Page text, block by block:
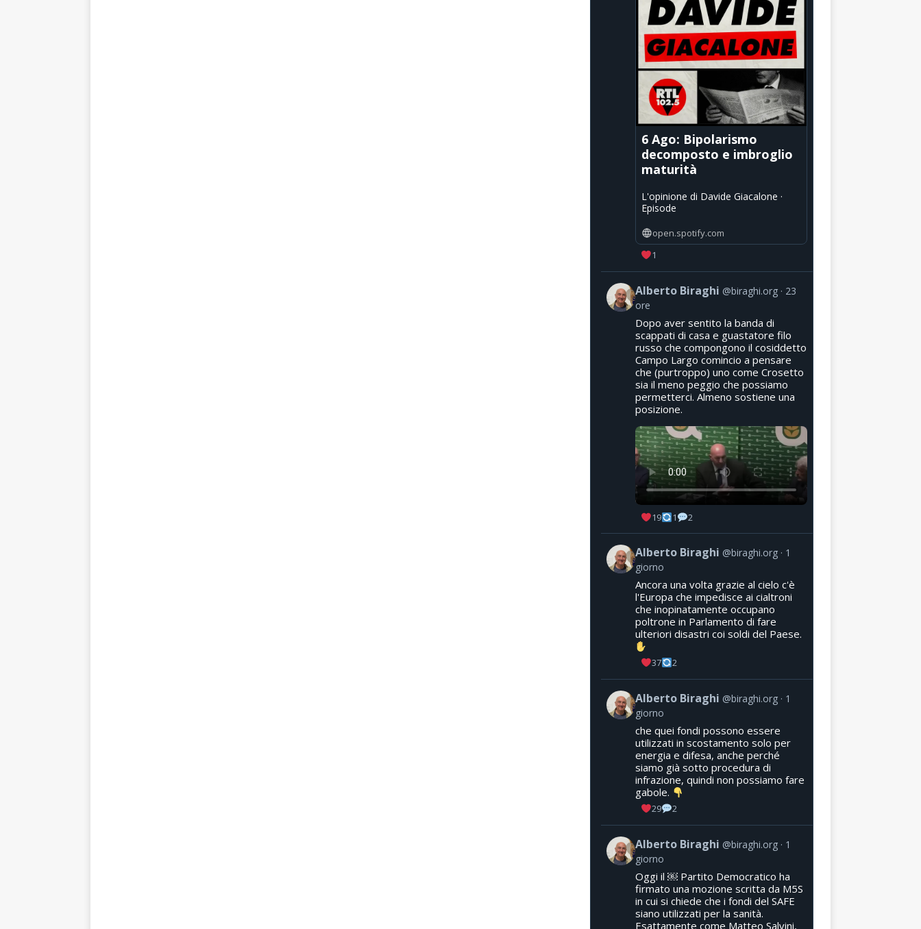
6 Ago: Bipolarismo
decomposto e imbroglio
maturità
L'opinione di Davide Giacalone ·
Episode
open.spotify.com
1
Alberto Biraghi @biraghi.org
23
ore
Dopo aver sentito la banda di
scappati di casa e guastatore filo
russo che compongono il cosiddetto
Campo Largo comincio a pensare
che (purtroppo) uno come Crosetto
sia il meno peggio che possiamo
permetterci. Almeno sostiene una
posizione.
19 1 2
Alberto Biraghi @biraghi.org
1
giorno
Ancora una volta grazie al cielo c'è
l'Europa che impedisce ai cialtroni
che inopinatamente occupano
poltrone in Parlamento di fare
ulteriori disastri coi soldi del Paese.
37 2
Alberto Biraghi @biraghi.org
1
giorno
che quei fondi possono essere
utilizzati in scostamento solo per
energia e difesa, anche perché
siamo già sotto procedura di
infrazione, quindi non possiamo fare
gabole.
29 2
Alberto Biraghi @biraghi.org
1
giorno
Oggi il ￼ Partito Democratico ha
firmato una mozione scritta da M5S
in cui si chiede che i fondi del SAFE
siano utilizzati per la sanità.
Esattamente come Matteo Salvini,